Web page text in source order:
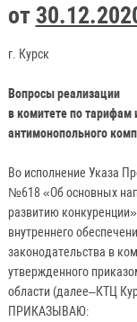
от
г. Курск
Вопросы реализации
в комитете по тарифам
антимонопольного
Во исполнение Указа
№618 «Об основных
развитию
внутреннего
законодательства в
утвержденного
области (далее–КТЦ
ПРИКАЗЫВАЮ: